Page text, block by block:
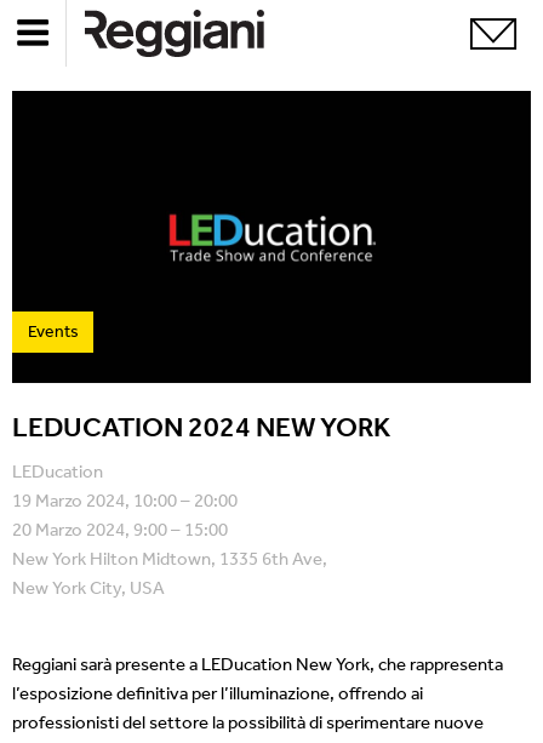
Events
LEDUCATION 2024 NEW YORK
LEDucation
19 Marzo 2024, 10:00 – 20:00
20 Marzo 2024, 9:00 – 15:00
New York Hilton Midtown, 1335 6th Ave,
New York City, USA
Reggiani sarà presente a LEDucation New York, che rappresenta
l’esposizione definitiva per l’illuminazione, offrendo ai
professionisti del settore la possibilità di sperimentare nuove